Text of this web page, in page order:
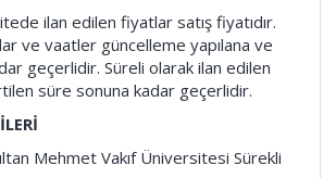
ilan edilen fiyatlar satış fiyatıdır.
ve vaatler güncelleme yapılana ve
geçerlidir. Süreli olarak ilan edilen
süre sonuna kadar geçerlidir.
Mehmet Vakıf Üniversitesi Sürekli